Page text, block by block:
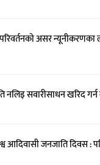
असर न्यूनीकरणका
नलिइ सवारीसाधन खरिद
आदिवासी जनजाति दिवस :